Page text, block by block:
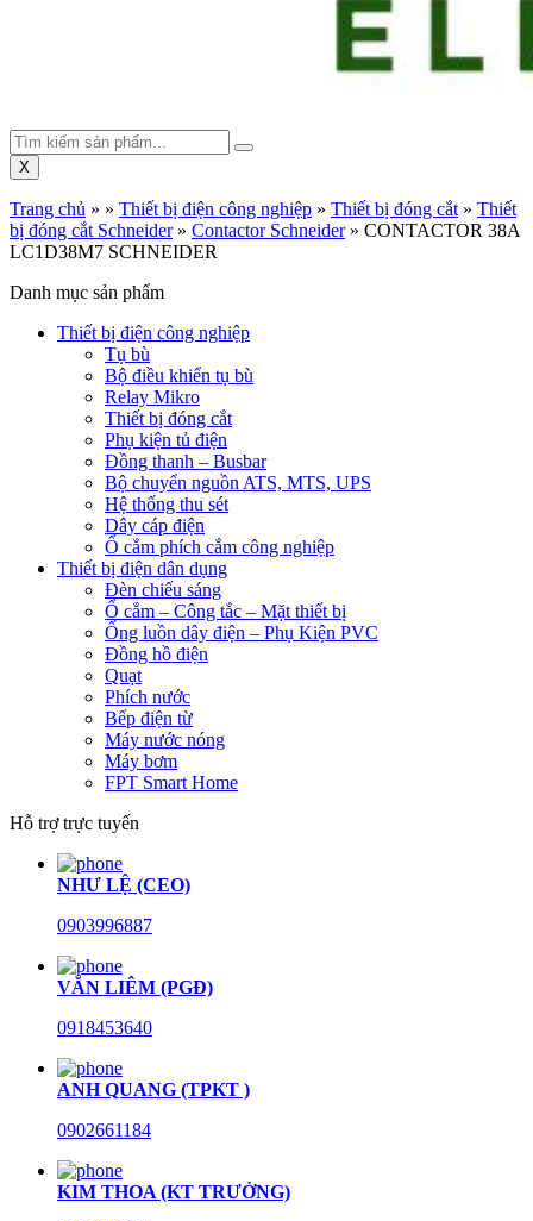
X
Trang chủ » » Thiết bị điện công nghiệp » Thiết bị đóng cắt » Thiết
bị đóng cắt Schneider» Contactor Schneider» CONTACTOR 38A
LC1D38M7 SCHNEIDER
Danh mục sản phẩm
Thiết bị điện công nghiệp
Tụ bù
Bộ điều khiển tụ bù
Relay Mikro
Thiết bị đóng cắt
Phụ kiện tủ điện
Đồng thanh – Busbar
Bộ chuyển nguồn ATS, MTS, UPS
Hệ thống thu sét
Dây cáp điện
Ổ cắm phích cắm công nghiệp
Thiết bị điện dân dụng
Đèn chiếu sáng
Ổ cắm – Công tắc – Mặt thiết bị
Ống luồn dây điện – Phụ Kiện PVC
Đồng hồ điện
Quạt
Phích nước
Bếp điện từ
Máy nước nóng
Máy bơm
FPT Smart Home
Hỗ trợ trực tuyến
NHƯ LỆ (CEO)
0903996887
VĂN LIÊM (PGĐ)
0918453640
ANH QUANG (TPKT )
0902661184
KIM THOA (KT TRƯỞNG)